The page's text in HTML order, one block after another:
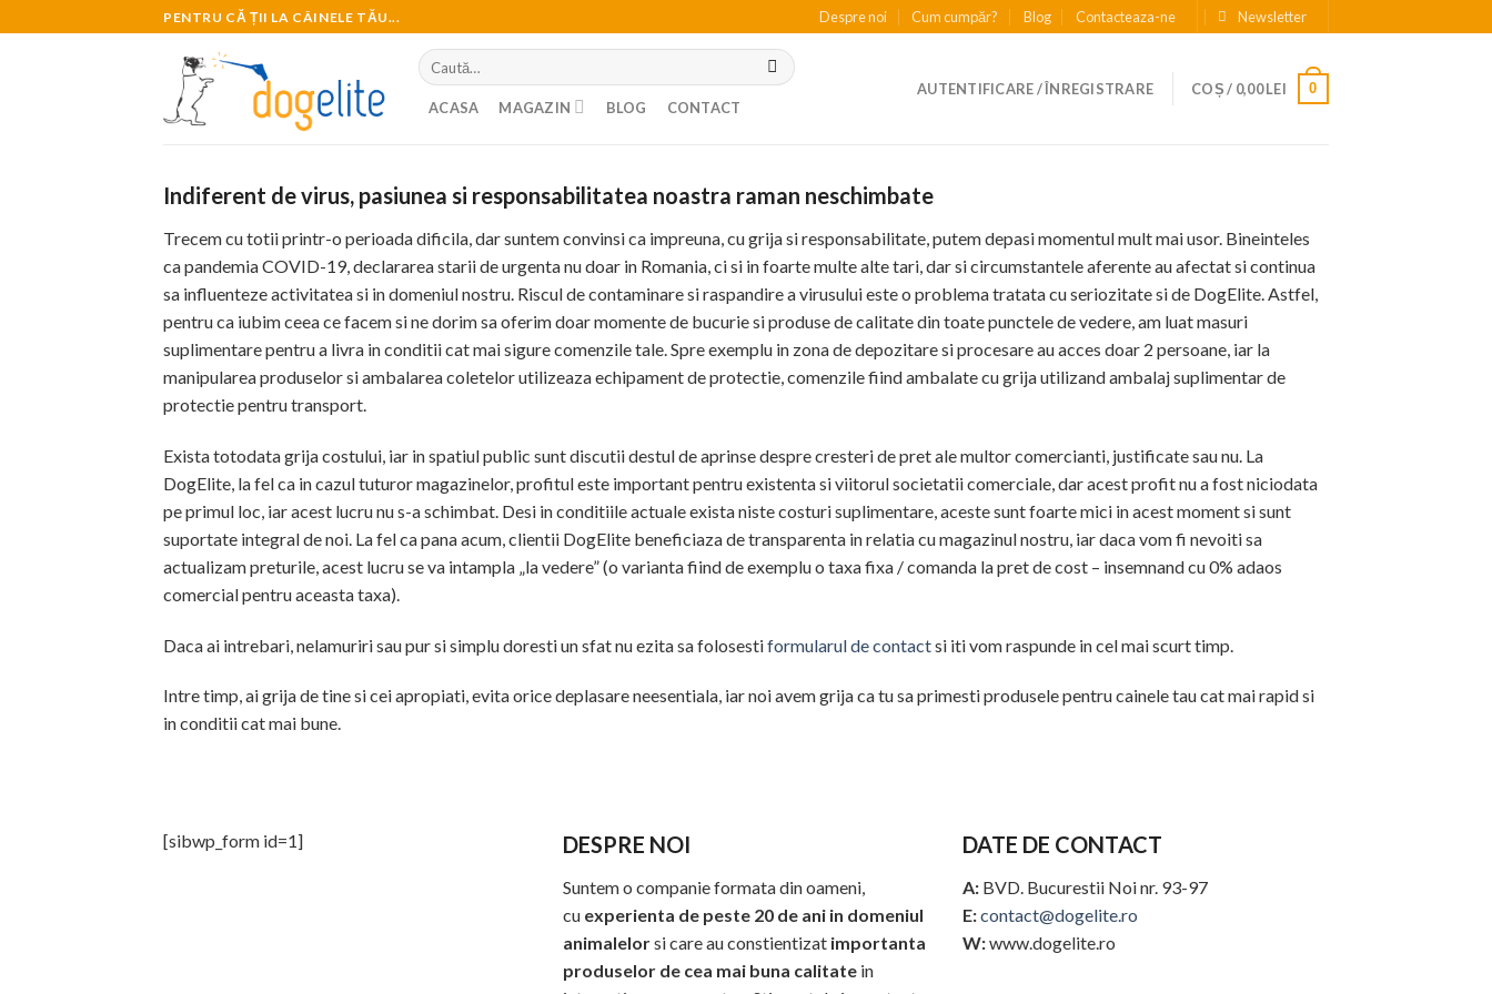
to
PENTRU CĂ ȚII LA CÂINELE TĂU... Despre noi Cum cumpăr? Blog Contacteaza-ne Newsletter
Caută
după:
ACASA MAGAZIN BLOG CONTACT
AUTENTIFICARE / ÎNREGISTRARE COȘ / 0,00LEI 0
Indiferent de virus, pasiunea si responsabilitatea noastra raman neschimbate
Trecem cu totii printr-o perioada dificila, dar suntem convinsi ca impreuna, cu grija si responsabilitate, putem depasi momentul mult mai usor. Bineinteles
ca pandemia COVID-19, declararea starii de urgenta nu doar in Romania, ci si in foarte multe alte tari, dar si circumstantele aferente au afectat si continua
sa influenteze activitatea si in domeniul nostru. Riscul de contaminare si raspandire a virusului este o problema tratata cu seriozitate si de DogElite. Astfel,
pentru ca iubim ceea ce facem si ne dorim sa oferim doar momente de bucurie si produse de calitate din toate punctele de vedere, am luat masuri
suplimentare pentru a livra in conditii cat mai sigure comenzile tale. Spre exemplu in zona de depozitare si procesare au acces doar 2 persoane, iar la
manipularea produselor si ambalarea coletelor utilizeaza echipament de protectie, comenzile fiind ambalate cu grija utilizand ambalaj suplimentar de
protectie pentru transport.
Exista totodata grija costului, iar in spatiul public sunt discutii destul de aprinse despre cresteri de pret ale multor comercianti, justificate sau nu. La
DogElite, la fel ca in cazul tuturor magazinelor, profitul este important pentru existenta si viitorul societatii comerciale, dar acest profit nu a fost niciodata
pe primul loc, iar acest lucru nu s-a schimbat. Desi in conditiile actuale exista niste costuri suplimentare, aceste sunt foarte mici in acest moment si sunt
suportate integral de noi. La fel ca pana acum, clientii DogElite beneficiaza de transparenta in relatia cu magazinul nostru, iar daca vom fi nevoiti sa
actualizam preturile, acest lucru se va intampla „la vedere” (o varianta fiind de exemplu o taxa fixa / comanda la pret de cost – insemnand cu 0% adaos
comercial pentru aceasta taxa).
Daca ai intrebari, nelamuriri sau pur si simplu doresti un sfat nu ezita sa folosestiformularul de contactsi iti vom raspunde in cel mai scurt timp.
Intre timp, ai grija de tine si cei apropiati, evita orice deplasare neesentiala, iar noi avem grija ca tu sa primesti produsele pentru cainele tau cat mai rapid si
in conditii cat mai bune.
[sibwp_form id=1] DESPRE NOI
Suntem o companie formata din oameni,
cu experienta de peste 20 de ani in domeniul
animalelorsi care au constientizat importanta
produselor de cea mai buna calitate in
DATE DE CONTACT
A: BVD. Bucurestii Noi nr. 93-97
E:contact@dogelite.ro
W:www.dogelite.ro